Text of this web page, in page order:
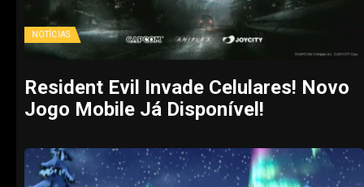
NOTÍCIAS
Resident Evil Invade Celulares! Novo
Jogo Mobile Já Disponível!